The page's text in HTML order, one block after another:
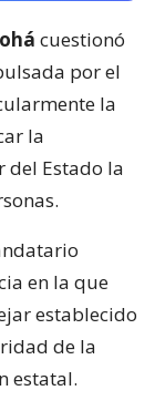
cuestionó
por el
la
la
del Estado la
en la que
establecido
de la
estatal.